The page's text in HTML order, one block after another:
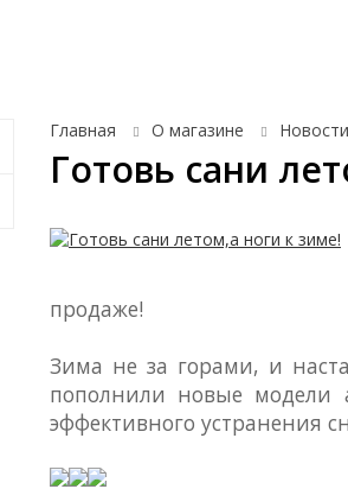
Главная О магазине Новости
Готовь сани
продаже!
Зима не за горами, и
пополнили новые модели
эффективного устранения